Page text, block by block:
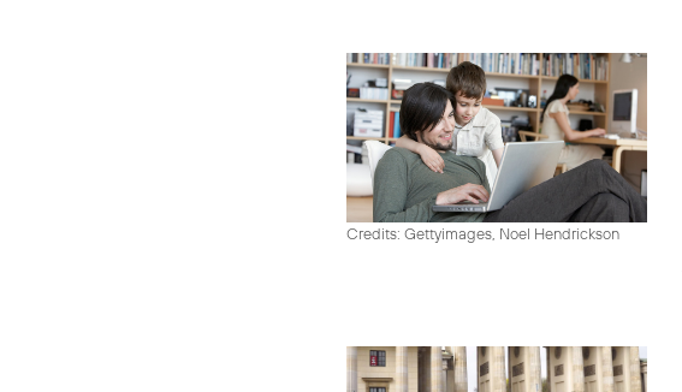
Credits: Gettyimages, Noel Hendrickson